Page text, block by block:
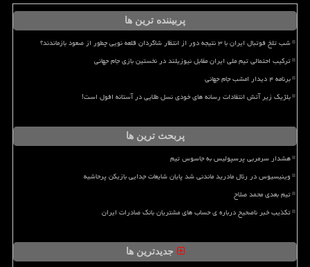
پربیننده ترین ها
شب تلخ فوتبال ایران با ۳ نتیجه دور از انتظار شاگردان قلعه نویی چطور از صعود بازماندند؟
ترکیب احتمالی تیم ملی ایران مقابل نیوزیلند در نخستین بازی جام جهانی
برنامه ۴ دیدار امشب جام جهانی
بلژیک زیر آتش انتقادات رسانه های خودی نسل طلایی در آستانه افول است!
پربحث ترین ها
هشدار سرمربی پرسپولیس به جاسوس تیم
وینیسیوس در رئال مادرید ماندنی شد پایان شایعات جدایی بازیکن پرحاشیه
تیم بعدی محمد صلاح
تکذیب خبر ناصحیح درباره ی حساب های مشتریان بانک صادرات ایران
جدیدترین ها